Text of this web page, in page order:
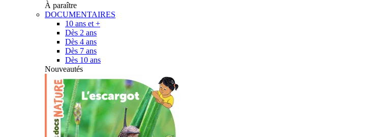
À paraître
DOCUMENTAIRES
10 ans et +
Dès 2 ans
Dès 4 ans
Dès 7 ans
Dès 10 ans
Nouveautés